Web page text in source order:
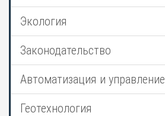
Экология
Законодательство
Автоматизация и управление
Геотехнология